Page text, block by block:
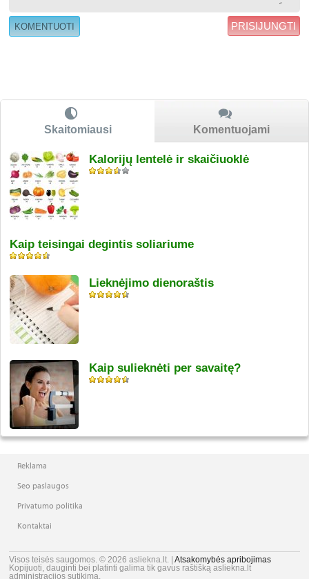
PRISIJUNGTI
Skaitomiausi Komentuojami
Kalorijų lentelė ir skaičiuoklė
Kaip teisingai degintis soliariume
Lieknėjimo dienoraštis
Kaip sulieknėti per savaitę?
Reklama
Seo paslaugos
Privatumo politika
Kontaktai
Visos teisės saugomos. © 2026 asliekna.lt. |Atsakomybės apribojimas
Kopijuoti, dauginti bei platinti galima tik gavus raštišką asliekna.lt
administracijos sutikimą.